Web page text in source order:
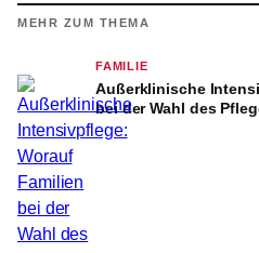
MEHR ZUM THEMA
FAMILIE
Außerklinische
bei der Wahl des